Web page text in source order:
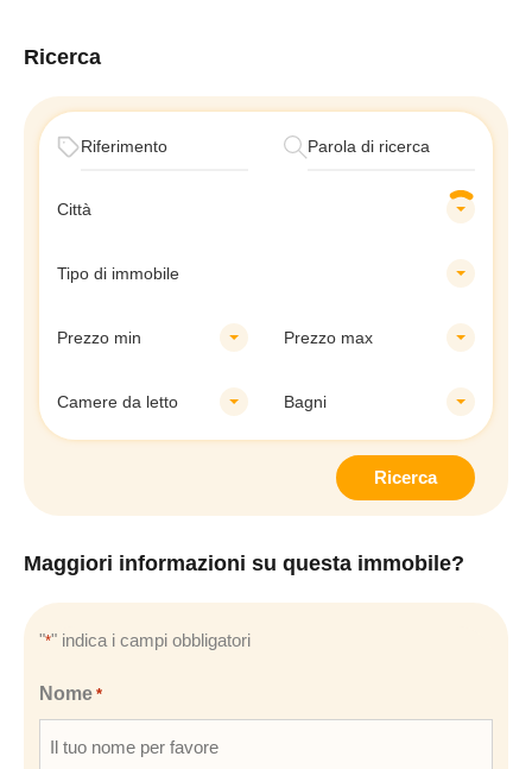
Ricerca
Città
Tipo di immobile
Prezzo min Prezzo max
Camere da letto Bagni
Ricerca
Maggiori informazioni su questa immobile?
"*" indica i campi obbligatori
Nome *